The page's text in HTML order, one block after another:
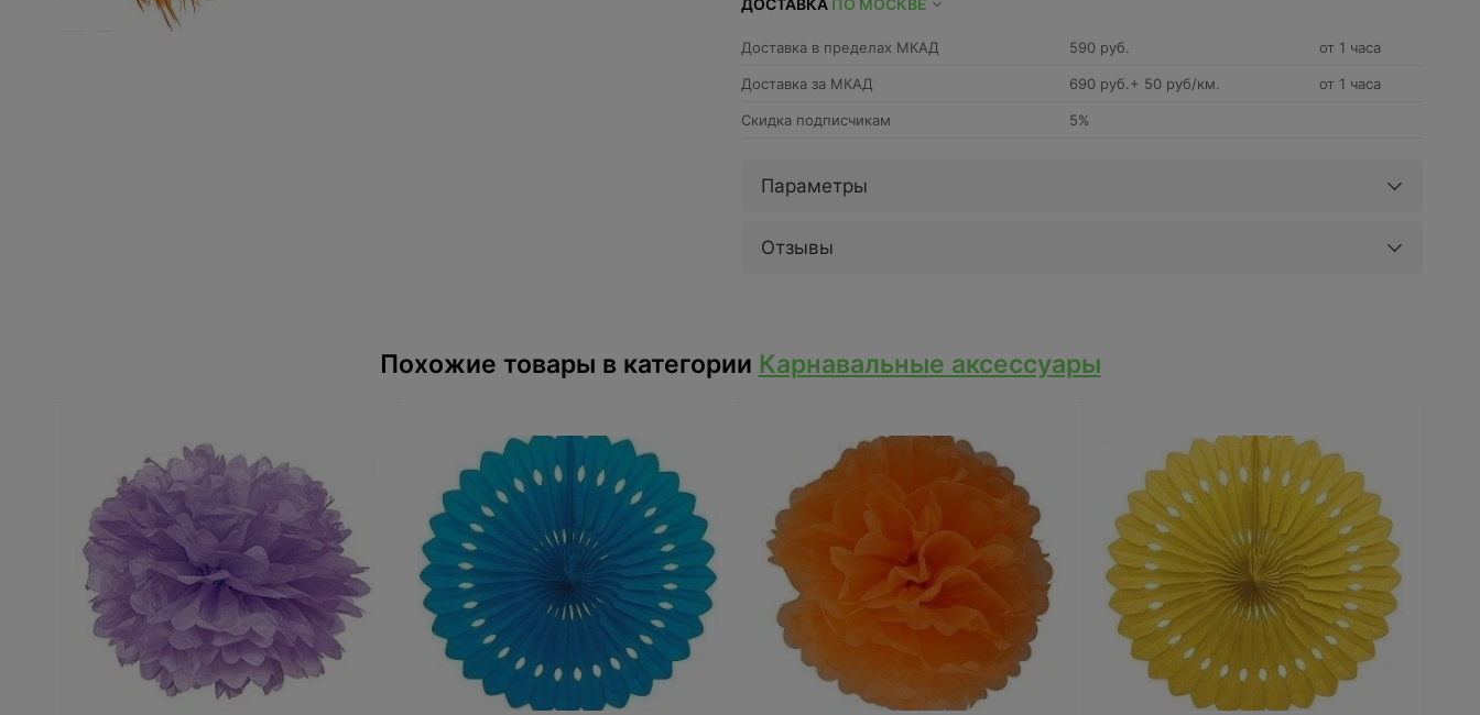
ДОСТАВКА ПО МОСКВЕ
Доставка в пределах МКАД 590 руб. от 1 часа
Доставка за МКАД 690 руб.+ 50 руб/км. от 1 часа
Скидка подписчикам 5%
Параметры
Отзывы
Похожие товары в категории Карнавальные аксессуары